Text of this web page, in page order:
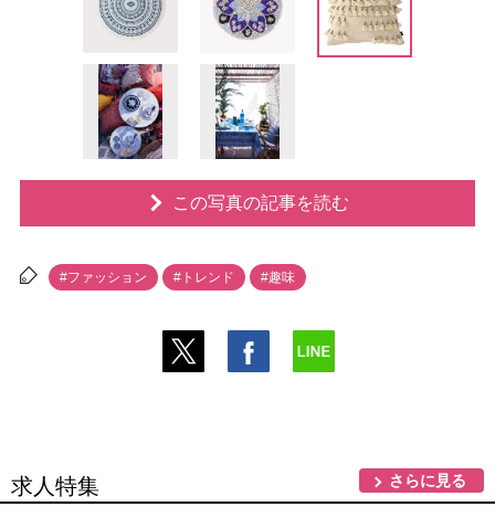
この写真の記事を読む
#ファッション #トレンド #趣味
求人特集 さらに見る